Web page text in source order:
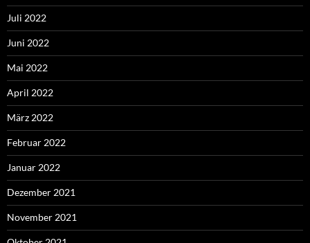
Juli 2022
Juni 2022
Mai 2022
April 2022
März 2022
Februar 2022
Januar 2022
Dezember 2021
November 2021